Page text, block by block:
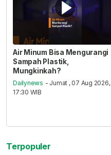
Air Minum Bisa Mengurangi
Sampah Plastik,
Mungkinkah?
Dailynews - Jumat , 07 Aug 2026,
17:30 WIB
Terpopuler